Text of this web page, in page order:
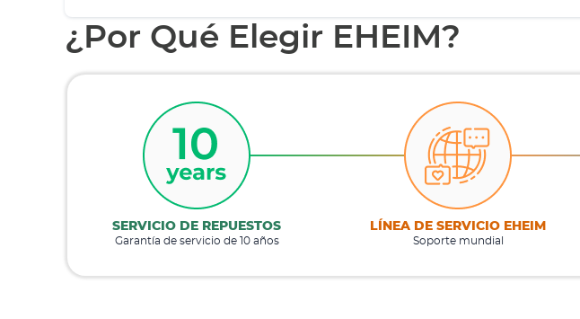
¿Por Qué Elegir EHEIM?
SERVICIO DE REPUESTOS
Garantía de servicio de 10 años
LÍNEA DE SERVICIO EHEIM
Soporte mundial